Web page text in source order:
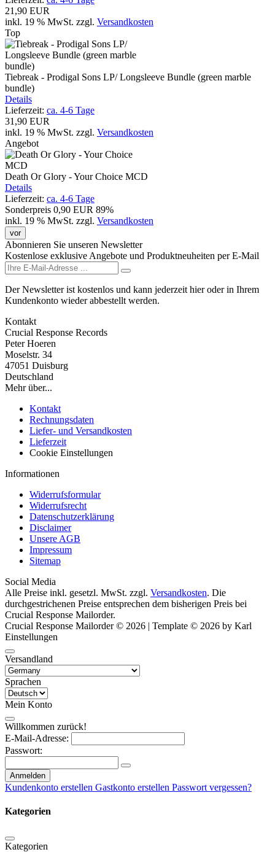
21,90 EUR
inkl. 19 % MwSt. zzgl. Versandkosten
Top
Tiebreak - Prodigal Sons LP/ Longsleeve Bundle (green marble
bundle)
Details
Lieferzeit: ca. 4-6 Tage
31,90 EUR
inkl. 19 % MwSt. zzgl. Versandkosten
Angebot
Death Or Glory - Your Choice MCD
Details
Lieferzeit: ca. 4-6 Tage
Sonderpreis 0,90 EUR 89%
inkl. 19 % MwSt. zzgl. Versandkosten
vor
Abonnieren Sie unseren Newsletter
Kostenlose exklusive Angebote und Produktneuheiten per E-Mail
Der Newsletter ist kostenlos und kann jederzeit hier oder in Ihrem
Kundenkonto wieder abbestellt werden.
Kontakt
Crucial Response Records
Peter Hoeren
Moselstr. 34
47051 Duisburg
Deutschland
Mehr über...
Kontakt
Rechnungsdaten
Liefer- und Versandkosten
Lieferzeit
Cookie Einstellungen
Informationen
Widerrufsformular
Widerrufsrecht
Datenschutzerklärung
Disclaimer
Unsere AGB
Impressum
Sitemap
Social Media
Alle Preise inkl. gesetzl. MwSt. zzgl. Versandkosten. Die
durchgestrichenen Preise entsprechen dem bisherigen Preis bei
Crucial Response Mailorder.
Crucial Response Mailorder © 2026 | Template © 2026 by Karl
Einstellungen
Versandland
Sprachen
Mein Konto
Willkommen zurück!
E-Mail-Adresse:
Passwort:
Anmelden
Kundenkonto erstellen Gastkonto erstellen Passwort vergessen?
Kategorien
Kategorien